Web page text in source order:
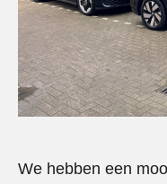
We hebben een